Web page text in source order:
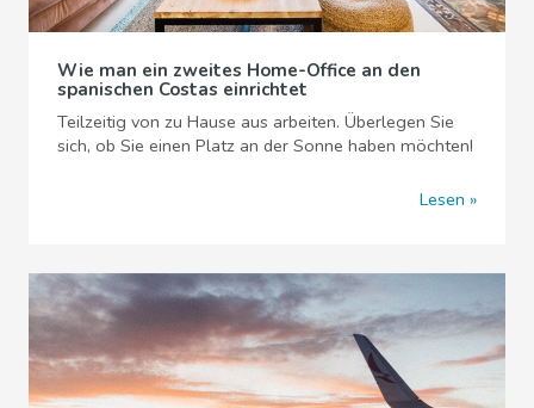
Wie man ein zweites Home-Office an den
spanischen Costas einrichtet
Teilzeitig von zu Hause aus arbeiten. Überlegen Sie
sich, ob Sie einen Platz an der Sonne haben möchten!
Lesen